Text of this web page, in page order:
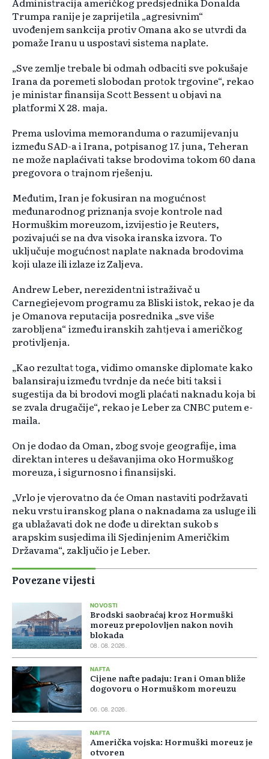
Trumpa ranije je zaprijetila „agresivnim“
uvođenjem sankcija protiv Omana ako se utvrdi da
pomaže Iranu u uspostavi sistema naplate.
„Sve zemlje trebale bi odmah odbaciti sve pokušaje
Irana da poremeti slobodan protok trgovine“, rekao
je ministar finansija Scott Bessent u objavi na
platformi X 28. maja.
Prema uslovima memoranduma o razumijevanju
između SAD-a i Irana, potpisanog 17. juna, Teheran
ne može naplaćivati takse brodovima tokom 60 dana
pregovora o trajnom rješenju.
Međutim, Iran je fokusiran na mogućnost
međunarodnog priznanja svoje kontrole nad
Hormuškim moreuzom, izvijestio je Reuters,
pozivajući se na dva visoka iranska izvora. To
uključuje mogućnost naplate naknada brodovima
koji ulaze ili izlaze iz Zaljeva.
Andrew Leber, nerezidentni istraživač u
Carnegiejevom programu za Bliski istok, rekao je da
je Omanova reputacija posrednika „sve više
zarobljena“ između iranskih zahtjeva i američkog
protivljenja.
„Kao rezultat toga, vidimo omanske diplomate kako
balansiraju između tvrdnje da neće biti taksi i
sugestija da bi brodovi mogli plaćati naknadu koja bi
se zvala drugačije“, rekao je Leber za CNBC putem e-
maila.
On je dodao da Oman, zbog svoje geografije, ima
direktan interes u dešavanjima oko Hormuškog
moreuza, i sigurnosno i finansijski.
„Vrlo je vjerovatno da će Oman nastaviti podržavati
neku vrstu iranskog plana o naknadama za usluge ili
ga ublažavati dok ne dođe u direktan sukob s
arapskim susjedima ili Sjedinjenim Američkim
Državama“, zaključio je Leber.
Povezane vijesti
NOVOSTI
Brodski saobraćaj kroz Hormuški
moreuz prepolovljen nakon novih
blokada
08. 08. 2026.
NAFTA
Cijene nafte padaju: Iran i Oman bliže
dogovoru o Hormuškom moreuzu
06. 08. 2026.
NAFTA
Američka vojska: Hormuški moreuz je
otvoren